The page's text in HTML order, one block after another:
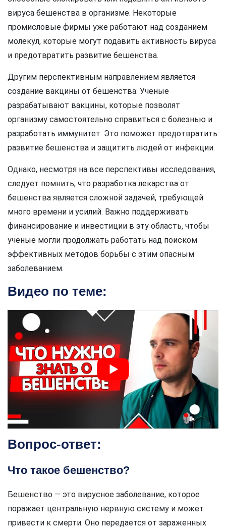
вируса бешенства в организме. Некоторые
промисловые фирмы уже работают над созданием
молекул, которые могут подавить активность вируса
и предотвратить развитие бешенства.
Другим перспективным направлением является
создание вакцины от бешенства. Ученые
разрабатывают вакцины, которые позволят
организму самостоятельно справиться с болезнью и
разработать иммунитет. Это поможет предотвратить
развитие бешенства и защитить людей от инфекции.
Однако, несмотря на все перспективы исследования,
следует помнить, что разработка лекарства от
бешенства является сложной задачей, требующей
много времени и усилий. Важно поддерживать
финансирование и инвестиции в эту область, чтобы
ученые могли продолжать работать над поиском
эффективных методов борьбы с этим опасным
заболеванием.
Видео по теме:
Вопрос-ответ:
Что такое бешенство?
Бешенство — это вирусное заболевание, которое
поражает центральную нервную систему и может
привести к смерти. Оно передается от зараженных